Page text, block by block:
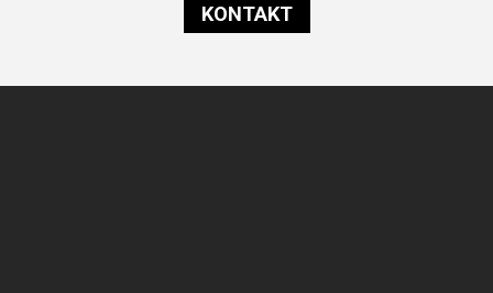
KONTAKT